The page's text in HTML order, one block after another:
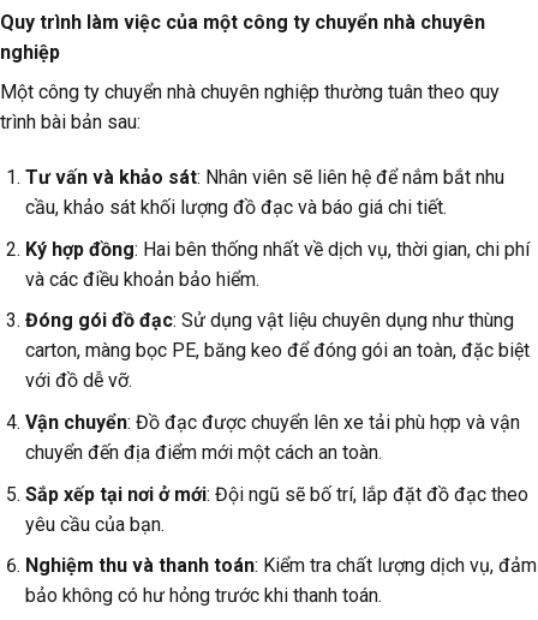
Quy trình làm việc của một công ty chuyển nhà chuyên
nghiệp
Một công ty chuyển nhà chuyên nghiệp thường tuân theo quy
trình bài bản sau:
Tư vấn và khảo sát: Nhân viên sẽ liên hệ để nắm bắt nhu
cầu, khảo sát khối lượng đồ đạc và báo giá chi tiết.
Ký hợp đồng: Hai bên thống nhất về dịch vụ, thời gian, chi phí
và các điều khoản bảo hiểm.
Đóng gói đồ đạc: Sử dụng vật liệu chuyên dụng như thùng
carton, màng bọc PE, băng keo để đóng gói an toàn, đặc biệt
với đồ dễ vỡ.
Vận chuyển: Đồ đạc được chuyển lên xe tải phù hợp và vận
chuyển đến địa điểm mới một cách an toàn.
Sắp xếp tại nơi ở mới: Đội ngũ sẽ bố trí, lắp đặt đồ đạc theo
yêu cầu của bạn.
Nghiệm thu và thanh toán: Kiểm tra chất lượng dịch vụ, đảm
bảo không có hư hỏng trước khi thanh toán.